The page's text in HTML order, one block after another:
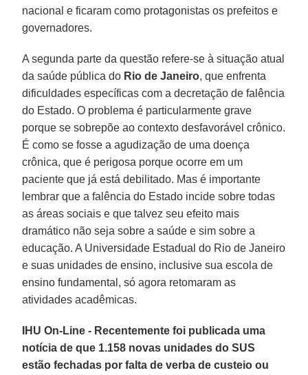
nacional e ficaram como protagonistas os prefeitos e
governadores.
A segunda parte da questão refere-se à situação atual
da saúde pública do Rio de Janeiro, que enfrenta
dificuldades específicas com a decretação de falência
do Estado. O problema é particularmente grave
porque se sobrepõe ao contexto desfavorável crônico.
É como se fosse a agudização de uma doença
crônica, que é perigosa porque ocorre em um
paciente que já está debilitado. Mas é importante
lembrar que a falência do Estado incide sobre todas
as áreas sociais e que talvez seu efeito mais
dramático não seja sobre a saúde e sim sobre a
educação. A Universidade Estadual do Rio de Janeiro
e suas unidades de ensino, inclusive sua escola de
ensino fundamental, só agora retomaram as
atividades acadêmicas.
IHU On-Line - Recentemente foi publicada uma
notícia de que 1.158 novas unidades do SUS
estão fechadas por falta de verba de custeio ou